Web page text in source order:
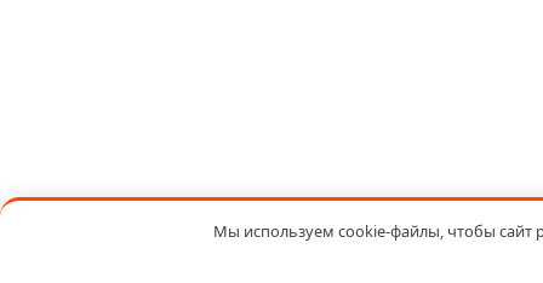
Мы используем cookie-файлы, чтобы сайт